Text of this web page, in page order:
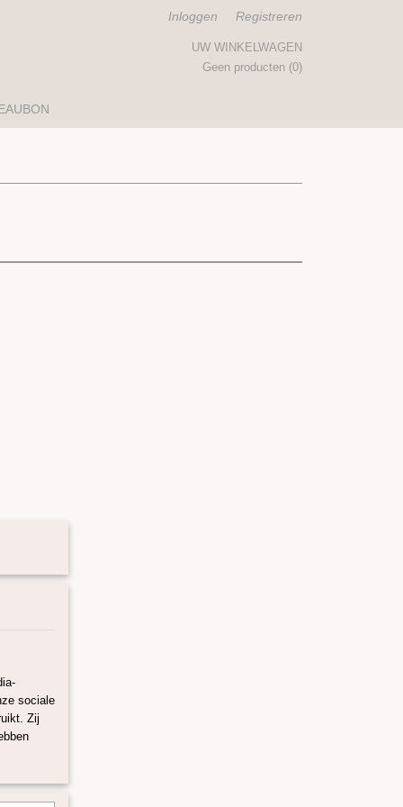
Inloggen Registreren
UW WINKELWAGEN
Geen producten (0)
sociale
Zij